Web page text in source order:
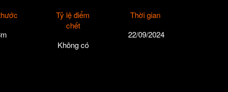
Tỷ lệ điểm
chết
Không có
Thời gian
22/09/2024